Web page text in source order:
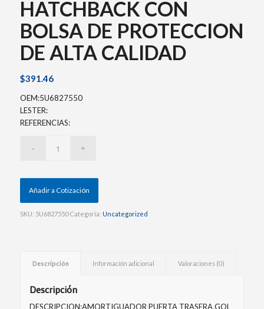
HATCHBACK CON
BOLSA DE PROTECCION
DE ALTA CALIDAD
$391.46
OEM:5U6827550
LESTER:
REFERENCIAS:
Añadir a Cotización
SKU: 5U6827550 Categoría: Uncategorized
Descripción Información adicional Valoraciones (0)
Descripción
DESCRIPCION:AMORTIGUADOR PUERTA TRASERA GOL